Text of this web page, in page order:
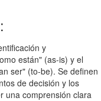
y
están" (as-is) y el
ser" (to-be). Se definen
de decisión y los
una comprensión clara